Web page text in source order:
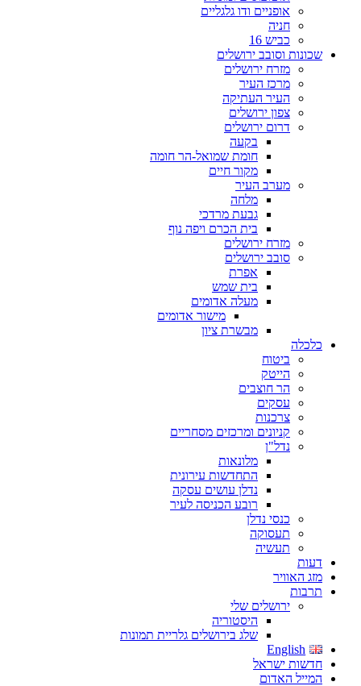
אופניים ודו גלגליים
חניה
כביש 16
שכונות וסובב ירושלים
מזרח ירושלים
מרכז העיר
העיר העתיקה
צפון ירושלים
דרום ירושלים
בקעה
חומת שמואל-הר חומה
מקור חיים
מערב העיר
מלחה
גבעת מרדכי
בית הכרם ויפה נוף
מזרח ירושלים
סובב ירושלים
אפרת
בית שמש
מעלה אדומים
מישור אדומים
מבשרת ציון
כלכלה
ביטוח
הייטק
הר חוצבים
עסקים
צרכנות
קניונים ומרכזים מסחריים
נדל"ן
מלונאות
התחדשות עירונית
נדלן עושים עסקה
רובע הכניסה לעיר
כנסי נדלן
תעסוקה
תעשיה
דעות
מזג האוויר
תרבות
ירושלים שלי
היסטוריה
שלג בירושלים גלריית תמונות
English
חדשות ישראל
המייל האדום